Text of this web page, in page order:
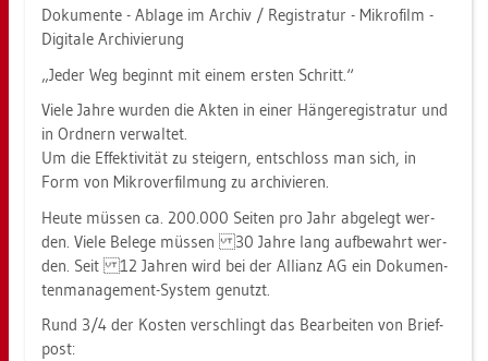
Do­ku­men­te - Ab­la­ge im Ar­chiv / Re­gis­tra­tur - Mi­kro­film -
Di­gi­ta­le Ar­chi­vie­rung
„Jeder Weg be­ginnt mit einem ers­ten Schritt.“
Viele Jahre wur­den die Akten in einer Hän­ge­re­gis­tra­tur und
in Ord­nern ver­wal­tet.
Um die Ef­fek­ti­vi­tät zu stei­gern, ent­schloss man sich, in
Form von Mi­kro­ver­fil­mung zu ar­chi­vie­ren.
Heute müs­sen ca. 200.000 Sei­ten pro Jahr ab­ge­legt wer­
den. Viele Be­le­ge müs­sen 30 Jahre lang auf­be­wahrt wer­
den. Seit 12 Jah­ren wird bei der Al­li­anz AG ein Do­ku­men­
ten­ma­nage­ment-Sys­tem ge­nutzt.
Rund 3/4 der Kos­ten ver­schlingt das Be­ar­bei­ten von Brief­
post: